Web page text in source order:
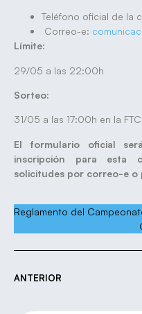
Teléfono oficial de la
Correo-e:
Límite:
29/05 a las 22:00h
Sorteo:
31/05 a las 17:00h en la
El formulario oficial
inscripción para esta
solicitudes por correo-e o
Reglamento del
ANTERIOR